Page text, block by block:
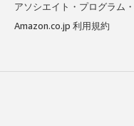
アソシエイト・プログラム
Amazon.co.jp 利用規約